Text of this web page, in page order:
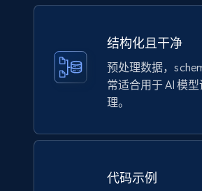
1.1K+ 149+
Lowes.com
URL, Domain, Marketplace pn, Sku,
Model number, Gtin ean pn,
结构化且干净
预处理数据，
常适合用于 AI 模
理。
代码示例